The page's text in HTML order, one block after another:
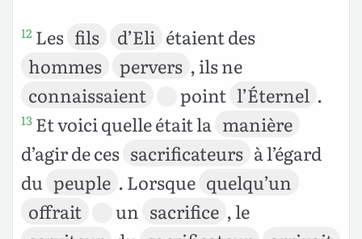
12 Les fils d’Eli étaient des
hommes
pervers , ils ne
connaissaient
point l’Éternel .
13 Et voici quelle était la manière
d’agir de ces sacrificateurs à l’égard
du peuple . Lorsque quelqu’un
offrait
un sacrifice , le